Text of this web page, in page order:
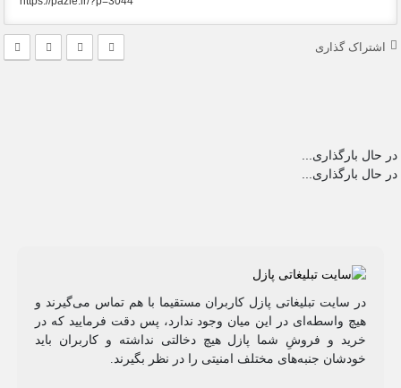
اشتراک گذاری
در حال بارگذاری...
در حال بارگذاری...
در سایت تبلیغاتی پازل کاربران مستقیما با هم تماس می‌گیرند و
هیچ واسطه‌ای در این میان وجود ندارد، پس دقت فرمایید که در
خرید و فروشِ شما پازل هیچ دخالتی نداشته و کاربران باید
خودشان جنبه‌های مختلف امنیتی را در نظر بگیرند.